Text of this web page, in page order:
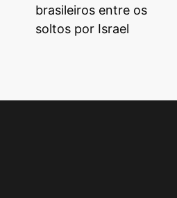
brasileiros entre os
soltos por Israel